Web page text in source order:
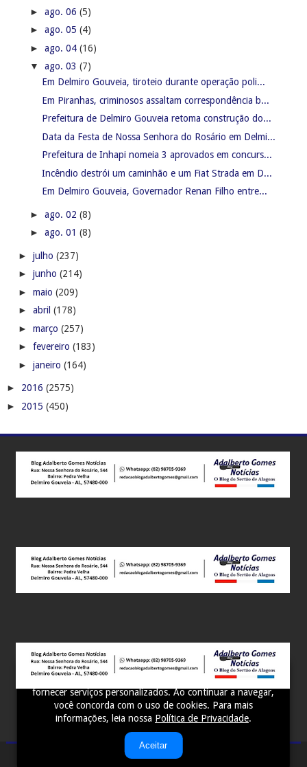
Este site utiliza cookies para melhorar sua experiência e
fornecer serviços personalizados. Ao continuar a navegar,
você concorda com o uso de cookies. Para mais
informações, leia nossa Política de Privacidade.
Aceitar
► ago. 06 (5)
► ago. 05 (4)
► ago. 04 (16)
▼ ago. 03 (7)
Em Delmiro Gouveia, tiroteio durante operação poli...
Em Piranhas, criminosos assaltam correspondência b...
Prefeitura de Delmiro Gouveia retoma construção do...
Data da Festa de Nossa Senhora do Rosário em Delmi...
Prefeitura de Inhapi nomeia 3 aprovados em concurs...
Incêndio destrói um caminhão e um Fiat Strada em D...
Em Delmiro Gouveia, Governador Renan Filho entre...
► ago. 02 (8)
► ago. 01 (8)
► julho (237)
► junho (214)
► maio (209)
► abril (178)
► março (257)
► fevereiro (183)
► janeiro (164)
► 2016 (2575)
► 2015 (450)